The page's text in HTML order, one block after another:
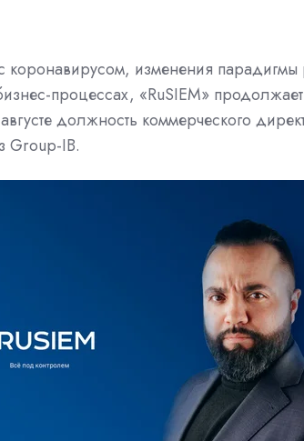
коронавирусом, изменения парадигмы
процессах, «RuSIEM» продолжает
должность коммерческого
Group-IB.